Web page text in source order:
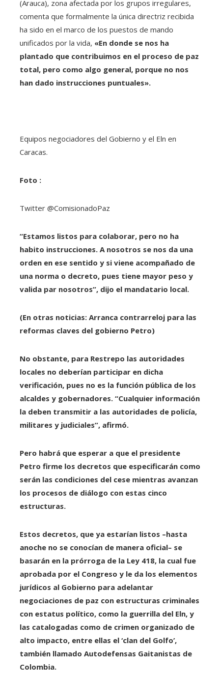
(Arauca), zona afectada por los grupos irregulares,
comenta que formalmente la única directriz recibida
ha sido en el marco de los puestos de mando
unificados por la vida, «En donde se nos ha
plantado que contribuimos en el proceso de paz
total, pero como algo general, porque no nos
han dado instrucciones puntuales».
Equipos negociadores del Gobierno y el Eln en
Caracas.
Foto :
Twitter @ComisionadoPaz
“Estamos listos para colaborar, pero no ha
habito instrucciones. A nosotros se nos da una
orden en ese sentido y si viene acompañado de
una norma o decreto, pues tiene mayor peso y
valida par nosotros”, dijo el mandatario local.
(En otras noticias: Arranca contrarreloj para las
reformas claves del gobierno Petro)
No obstante, para Restrepo las autoridades
locales no deberían participar en dicha
verificación, pues no es la función pública de los
alcaldes y gobernadores. “Cualquier información
la deben transmitir a las autoridades de policía,
militares y judiciales”, afirmó.
Pero habrá que esperar a que el presidente
Petro firme los decretos que especificarán como
serán las condiciones del cese mientras avanzan
los procesos de diálogo con estas cinco
estructuras.
Estos decretos, que ya estarían listos –hasta
anoche no se conocían de manera oficial– se
basarán en la prórroga de la Ley 418, la cual fue
aprobada por el Congreso y le da los elementos
jurídicos al Gobierno para adelantar
negociaciones de paz con estructuras criminales
con estatus político, como la guerrilla del Eln, y
las catalogadas como de crimen organizado de
alto impacto, entre ellas el ‘clan del Golfo’,
también llamado Autodefensas Gaitanistas de
Colombia.